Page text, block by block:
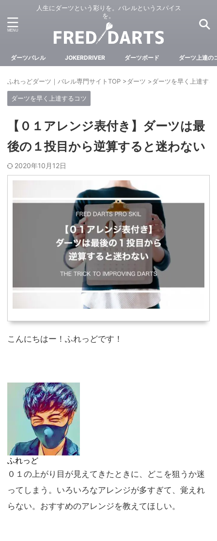
人生にダーツという彩りを。バレルというスパイス
を。
ダーツバレル JOKERDRIVER ダーツボード ダーツ上達の
ふれっどダーツ｜バレル専門サイトTOP >ダーツ >ダーツを早く上達する
ダーツを早く上達するコツ
【０１アレンジ表付き】ダーツは最
後の１投目から逆算すると迷わない
2020年10月12日
こんにちはー！ふれっどです！
ふれっど
０１の上がり目が見えてきたときに、どこを狙うか迷
ってしまう。いろいろなアレンジが多すぎて、覚えれ
らない。おすすめのアレンジを教えてほしい。